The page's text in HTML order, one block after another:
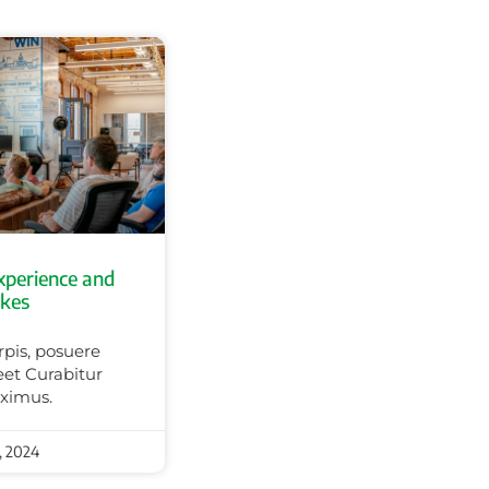
and
posuere
Curabitur
2024